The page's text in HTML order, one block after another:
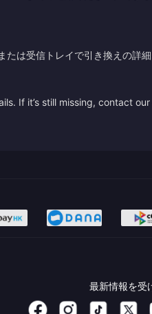
は受信トレイで引き換えの詳細
If it’s still missing, contact
最新情報を受